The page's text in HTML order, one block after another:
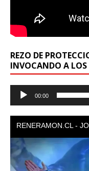
REZO DE
INVOCANDO A LOS
Reproductor
00:00